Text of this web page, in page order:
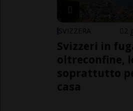
SVIZZERA 2
Svizzeri in
oltreconfine,
soprattutto
casa